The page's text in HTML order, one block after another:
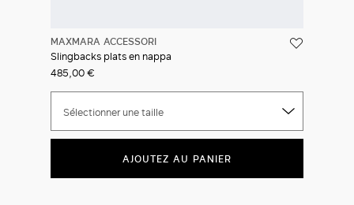
MAXMARA ACCESSORI
Slingbacks plats en nappa
485,00 €
Sélectionner une taille
AJOUTEZ AU PANIER